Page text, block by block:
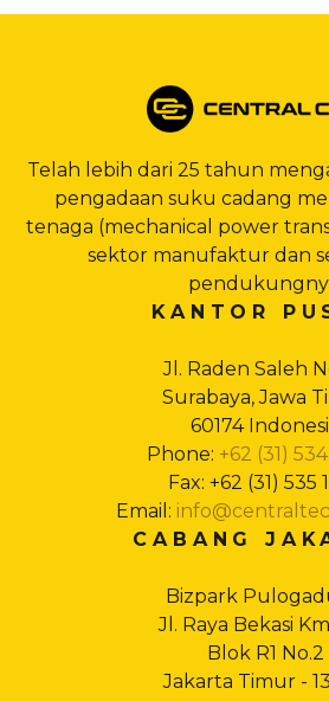
Telah lebih dari 25 tahun
pengadaan suku cadang
tenaga (mechanical power
sektor manufaktur dan
KANTOR
Jl. Raden Saleh
Surabaya, Jawa
60174
Phone: +62 (31)
Fax: +62 (31) 535
Email:
CABANG
Bizpark
Jl. Raya Bekasi
Blok R1 No.2
Jakarta Timur -